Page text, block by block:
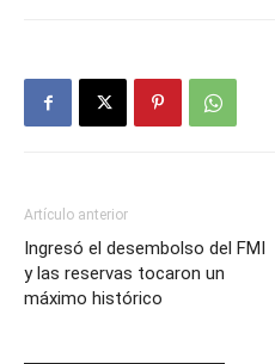
Artículo anterior
Ingresó el desembolso del FMI
y las reservas tocaron un
máximo histórico